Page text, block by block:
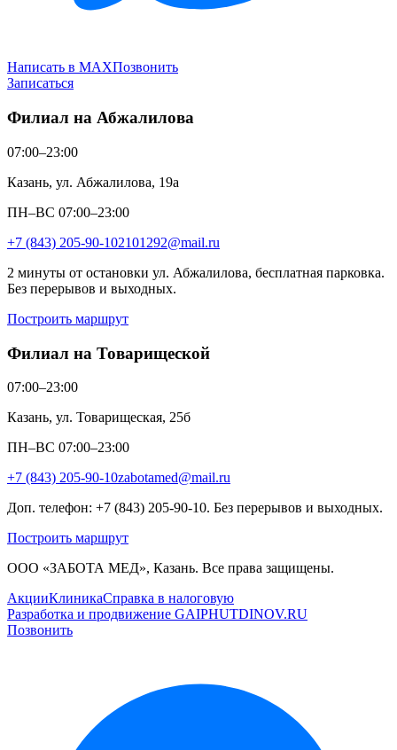
Написать в MAXПозвонить
Записаться
Филиал на Абжалилова
07:00–23:00
Казань, ул. Абжалилова, 19а
ПН–ВС 07:00–23:00
+7 (843) 205-90-102101292@mail.ru
2 минуты от остановки ул. Абжалилова, бесплатная парковка.
Без перерывов и выходных.
Построить маршрут
Филиал на Товарищеской
07:00–23:00
Казань, ул. Товарищеская, 25б
ПН–ВС 07:00–23:00
+7 (843) 205-90-10zabotamed@mail.ru
Доп. телефон: +7 (843) 205-90-10. Без перерывов и выходных.
Построить маршрут
ООО «ЗАБОТА МЕД», Казань. Все права защищены.
АкцииКлиникаСправка в налоговую
Разработка и продвижение GAIPHUTDINOV.RU
Позвонить